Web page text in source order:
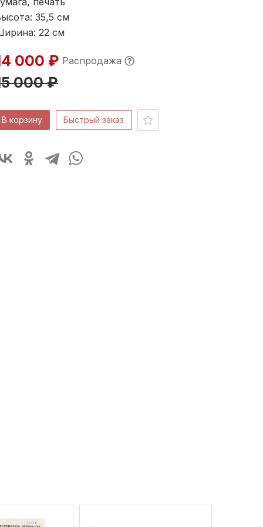
35,5 см
22 см
000 ₽ Распродажа
000 ₽
В корзину Быстрый заказ